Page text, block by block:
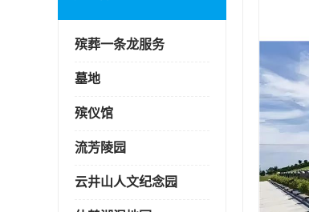
殡葬一条龙服务
墓地
殡仪馆
流芳陵园
云井山人文纪念园